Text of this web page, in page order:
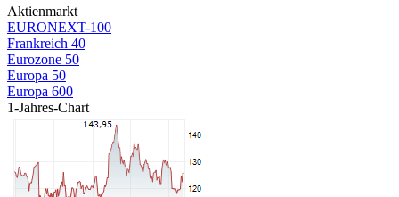
Aktienmarkt
EURONEXT-100
Frankreich 40
Eurozone 50
Europa 50
Europa 600
1-Jahres-Chart